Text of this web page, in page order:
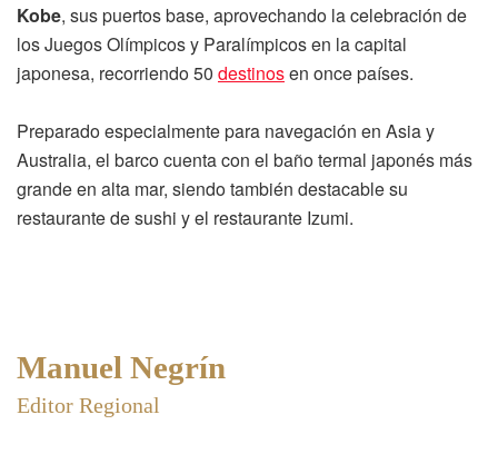
Kobe, sus puertos base, aprovechando la celebración de
los Juegos Olímpicos y Paralímpicos en la capital
japonesa, recorriendo 50 destinosen once países.
Preparado especialmente para navegación en Asia y
Australia, el barco cuenta con el baño termal japonés más
grande en alta mar, siendo también destacable su
restaurante de sushi y el restaurante Izumi.
Manuel Negrín
Editor Regional